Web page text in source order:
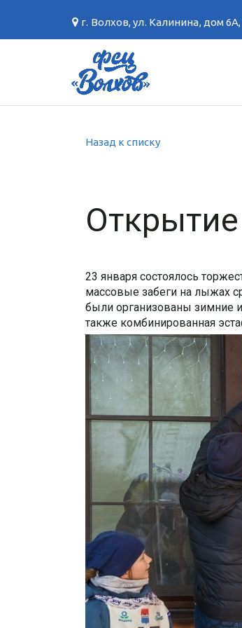
г. Волхов,ул. Калинина, дом 6А,
Назад к списку
23 января состоялось
массовые забеги на лыжах
были организованы зимние
также комбинированная